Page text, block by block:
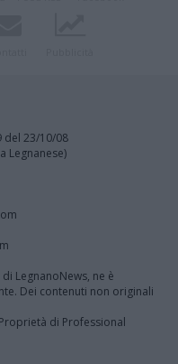
del 23/10/08
Legnanese)
LegnanoNews, ne è
Dei contenuti non originali
di Professional